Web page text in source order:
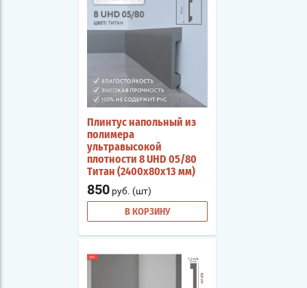
Плинтус напольный из
полимера
ультравысокой
плотности 8 UHD 05/80
Титан (2400х80х13 мм)
850 руб. (шт)
В КОРЗИНУ